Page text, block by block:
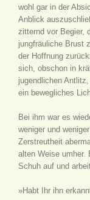
wohl gar in der
Anblick
zitternd vor Begier,
jungfräuliche Brust
der Hoffnung
sich, obschon in
jugendlichen
ein bewegliches
Bei ihm war es
weniger und
Zerstreutheit
alten Weise umher.
Schuh auf und
»Habt Ihr ihn